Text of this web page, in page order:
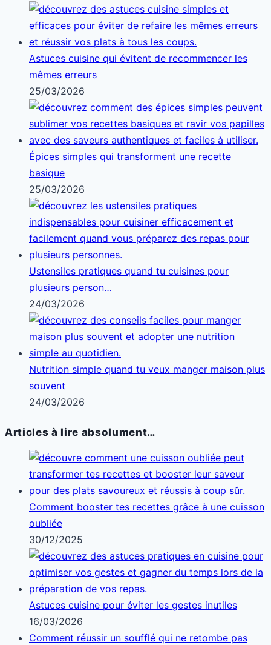
Astuces cuisine qui évitent de recommencer les
mêmes erreurs
25/03/2026
Épices simples qui transforment une recette
basique
25/03/2026
Ustensiles pratiques quand tu cuisines pour
plusieurs person…
24/03/2026
Nutrition simple quand tu veux manger maison plus
souvent
24/03/2026
Articles à lire absolument…
Comment booster tes recettes grâce à une cuisson
oubliée
30/12/2025
Astuces cuisine pour éviter les gestes inutiles
16/03/2026
Comment réussir un soufflé qui ne retombe pas